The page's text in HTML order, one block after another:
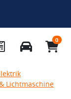
0
Lichtmaschine